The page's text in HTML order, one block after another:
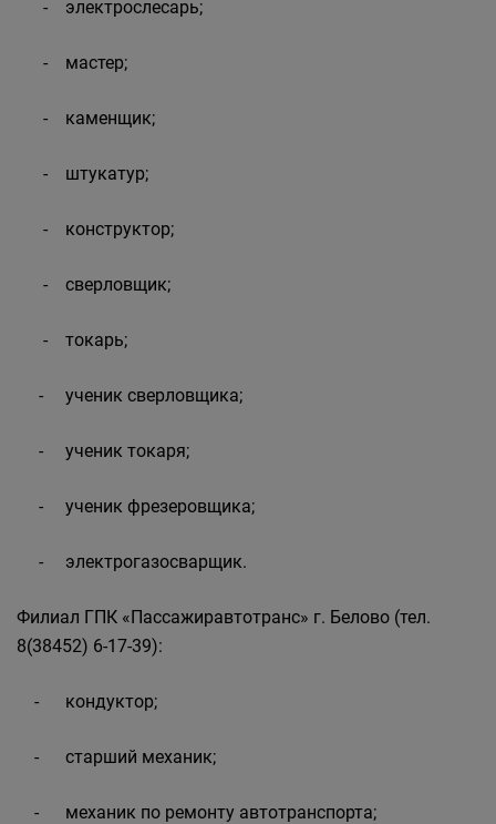
- электрослесарь;
- мастер;
- каменщик;
- штукатур;
- конструктор;
- сверловщик;
- токарь;
- ученик сверловщика;
- ученик токаря;
- ученик фрезеровщика;
- электрогазосварщик.
Филиал ГПК «Пассажиравтотранс» г. Белово (тел.
8(38452) 6-17-39):
- кондуктор;
- старший механик;
- механик по ремонту автотранспорта;